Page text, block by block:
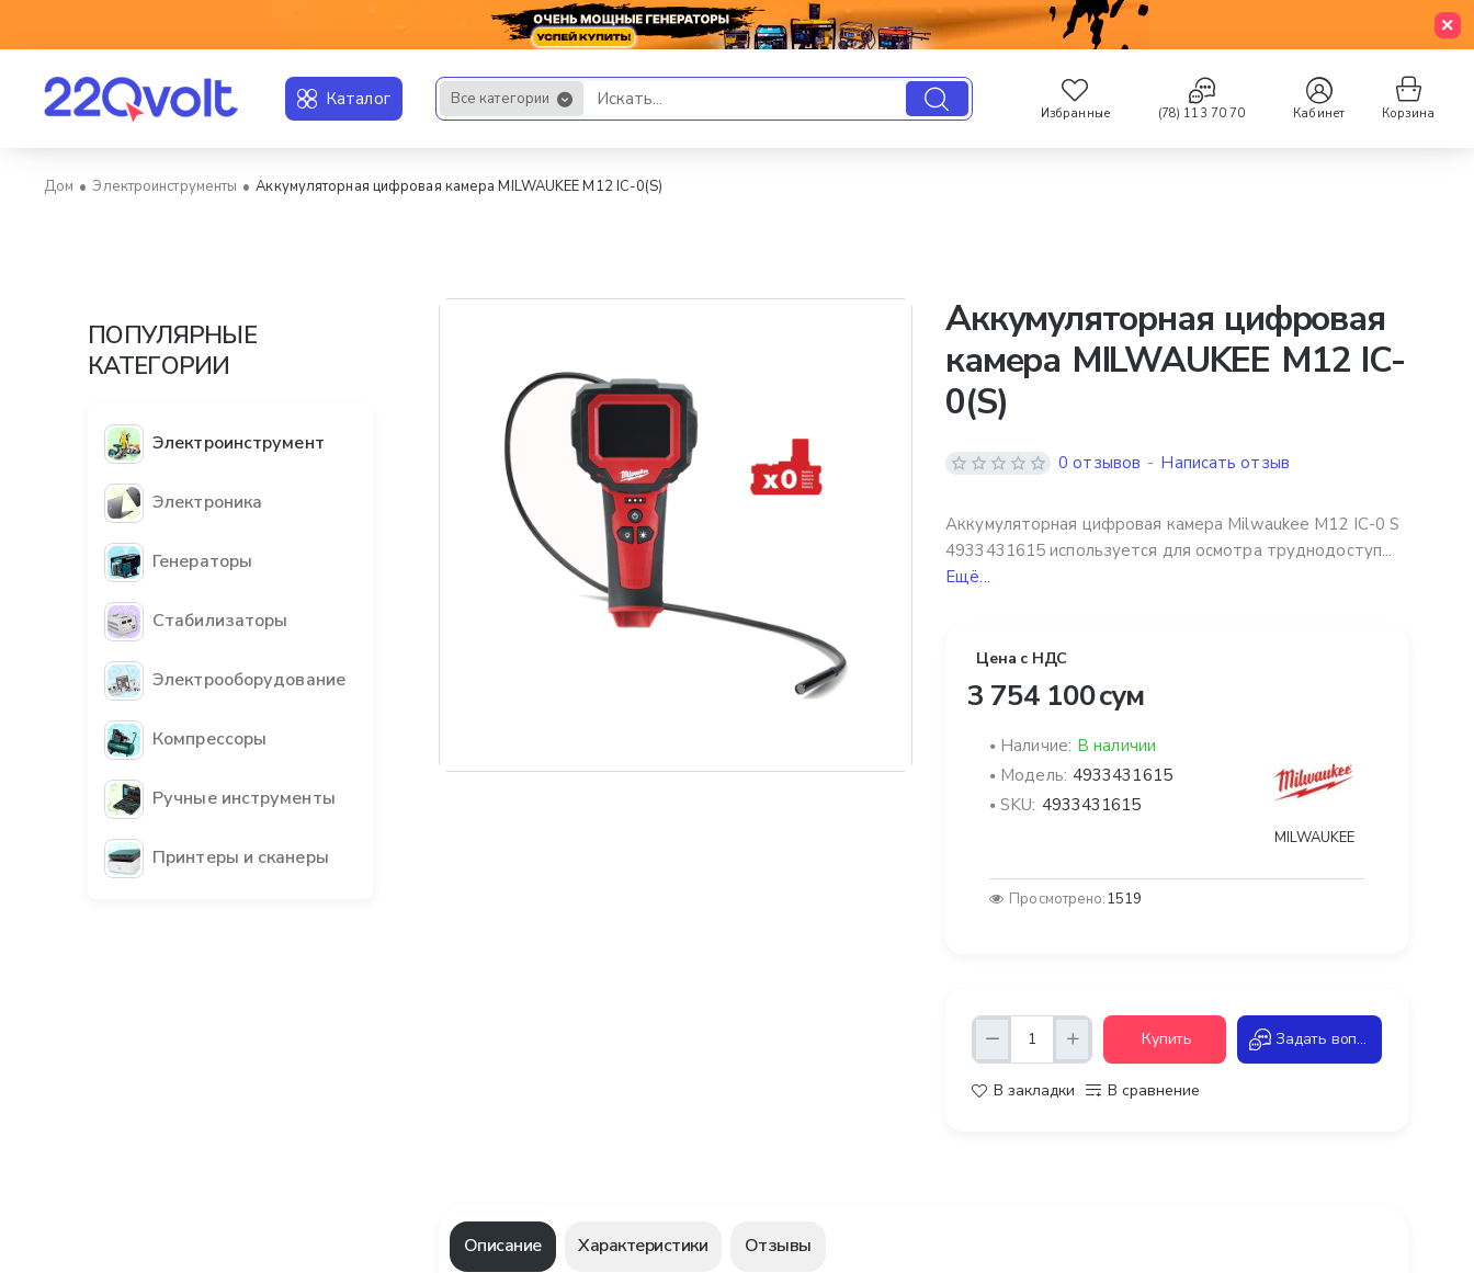
Каталог Все категории
Искать... Избранные (78) 113 70 70 Кабинет Корзина
Электроинструменты Аккумуляторная цифровая камера MILWAUKEE M12 IC-0(S)
ПОПУЛЯРНЫЕ
КАТЕГОРИИ
Электроинструмент
Электроника
Генераторы
Стабилизаторы
Электрооборудование
Компрессоры
Ручные инструменты
Принтеры и сканеры
Аккумуляторная цифровая
камера MILWAUKEE M12 IC-
0(S)
Аккумуляторная цифровая камера Milwaukee M12 IC-0 S
4933431615 используется для осмотра труднодоступ...
Ещё...
0 отзывов - Написать отзыв
Цена с НДС
3 754 100 сум
Наличие: В наличии
Модель: 4933431615
SKU: 4933431615
MILWAUKEE
Просмотрено:1519
Купить Задать вопрос
В закладки В сравнение
Описание Характеристики Отзывы